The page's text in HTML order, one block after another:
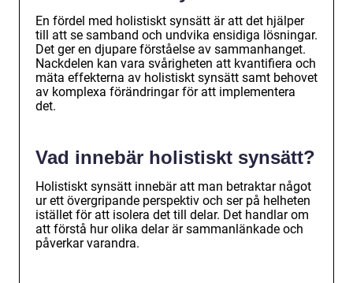
En fördel med holistiskt synsätt är att det hjälper
till att se samband och undvika ensidiga lösningar.
Det ger en djupare förståelse av sammanhanget.
Nackdelen kan vara svårigheten att kvantifiera och
mäta effekterna av holistiskt synsätt samt behovet
av komplexa förändringar för att implementera
det.
Vad innebär holistiskt synsätt?
Holistiskt synsätt innebär att man betraktar något
ur ett övergripande perspektiv och ser på helheten
istället för att isolera det till delar. Det handlar om
att förstå hur olika delar är sammanlänkade och
påverkar varandra.